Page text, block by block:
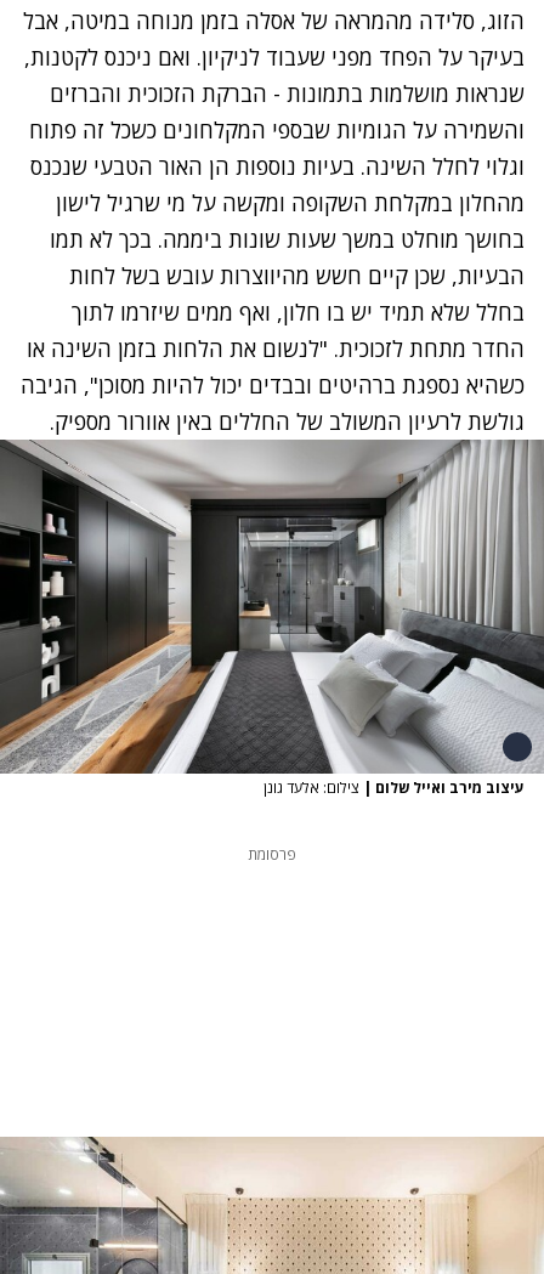
הזוג, סלידה מהמראה של אסלה בזמן מנוחה במיטה, אבל
בעיקר על הפחד מפני שעבוד לניקיון. ואם ניכנס לקטנות,
שנראות מושלמות בתמונות - הברקת הזכוכית והברזים
והשמירה על הגומיות שבספי המקלחונים כשכל זה פתוח
וגלוי לחלל השינה. בעיות נוספות הן האור הטבעי שנכנס
מהחלון במקלחת השקופה ומקשה על מי שרגיל לישון
בחושך מוחלט במשך שעות שונות ביממה. בכך לא תמו
הבעיות, שכן קיים חשש מהיווצרות עובש בשל לחות
בחלל שלא תמיד יש בו חלון, ואף ממים שיזרמו לתוך
החדר מתחת לזכוכית. "לנשום את הלחות בזמן השינה או
כשהיא נספגת ברהיטים ובבדים יכול להיות מסוכן", הגיבה
גולשת לרעיון המשולב של החללים באין אוורור מספיק.
עיצוב מירב ואייל שלום | צילום: אלעד גונן
פרסומת